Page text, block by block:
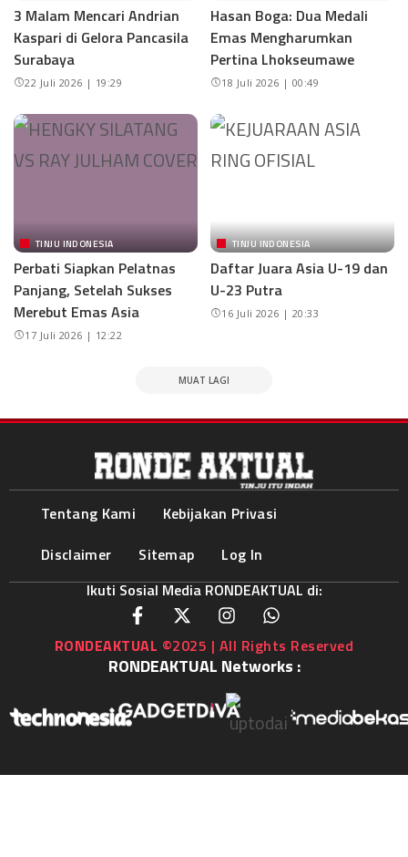
3 Malam Mencari Andrian
Kaspari di Gelora Pancasila
Surabaya
22 Juli 2026 | 19:29
Hasan Boga: Dua Medali
Emas Mengharumkan
Pertina Lhokseumawe
18 Juli 2026 | 00:49
TINJU INDONESIA
Perbati Siapkan Pelatnas
Panjang, Setelah Sukses
Merebut Emas Asia
17 Juli 2026 | 12:22
TINJU INDONESIA
Daftar Juara Asia U-19 dan
U-23 Putra
16 Juli 2026 | 20:33
MUAT LAGI
Tentang Kami
Kebijakan Privasi
Disclaimer
Sitemap
Log In
Ikuti Sosial Media RONDEAKTUAL di:
RONDEAKTUAL ©2025 | All Rights Reserved
RONDEAKTUAL Networks :